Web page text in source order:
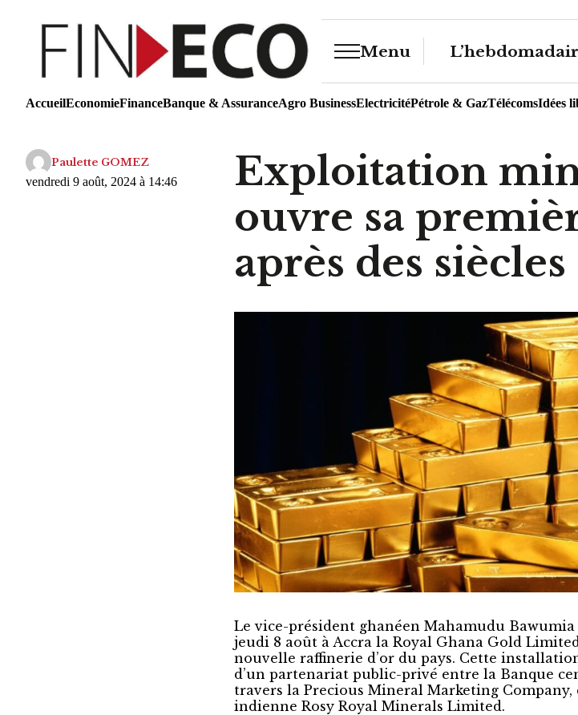
Menu
AccueilEconomieFinanceBanque & AssuranceAgro BusinessElectricitéPétrole & GazTélécomsIdées
Paulette GOMEZ
vendredi 9 août, 2024 à 14:46
Exploitation
ouvre sa
après des siècles
Le vice-président ghanéen Mahamudu
jeudi 8 août à Accra la Royal Ghana Gold
nouvelle raffinerie d’or du pays. Cette
d’un partenariat public-privé entre la Banque
travers la Precious Mineral Marketing Company,
indienne Rosy Royal Minerals Limited.